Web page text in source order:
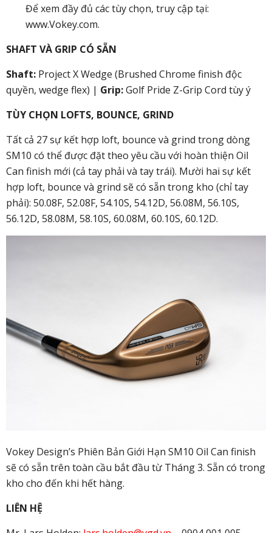
Để xem đầy đủ các tùy chọn, truy cập tại:
www.Vokey.com.
SHAFT VÀ GRIP CÓ SẴN
Shaft: Project X Wedge (Brushed Chrome finish độc
quyền, wedge flex) | Grip:Golf Pride Z-Grip Cord tùy ý
TÙY CHỌN LOFTS, BOUNCE, GRIND
Tất cả 27 sự kết hợp loft, bounce và grind trong dòng
SM10 có thể được đặt theo yêu cầu với hoàn thiện Oil
Can finish mới (cả tay phải và tay trái). Mười hai sự kết
hợp loft, bounce và grind sẽ có sẵn trong kho (chỉ tay
phải): 50.08F, 52.08F, 54.10S, 54.12D, 56.08M, 56.10S,
56.12D, 58.08M, 58.10S, 60.08M, 60.10S, 60.12D.
Vokey Design’s Phiên Bản Giới Hạn SM10 Oil Can finish
sẽ có sẵn trên toàn cầu bắt đầu từ Tháng 3. Sẵn có trong
kho cho đến khi hết hàng.
LIÊN HỆ